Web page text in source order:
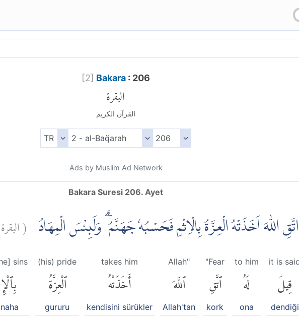
[2] Bakara: 206
البقرة
القرآن الكريم
Ads by Muslim Ad Network
Bakara Suresi 206. Ayet
اللّٰهَ اَخَذَتْهُ الْعِزَّةُ بِالْاِثْمِ فَحَسْبُهٗ جَهَنَّمُ ۗ وَلَبِئْسَ الْمِهَادُ (
it is
قِيلَ
dendiği
to him
لَهُ
ona
"Fear
ٱتَّقِ
kork
Allah"
ٱللَّهَ
Allah'tan
takes him
أَخَذَتْهُ
kendisini sürükler
(his) pride
ٱلْعِزَّةُ
gururu
sins